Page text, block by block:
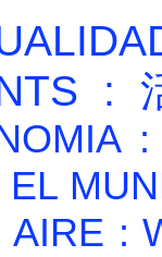
:
EL
AIRE :